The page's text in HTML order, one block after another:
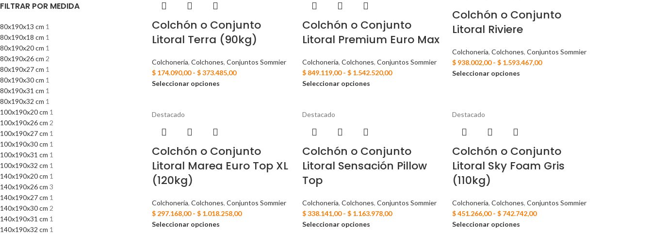
FILTRAR POR MEDIDA
80x190x13 cm 1
80x190x18 cm 1
80x190x20 cm 1
80x190x26 cm 2
80x190x27 cm 1
80x190x30 cm 1
80x190x31 cm 1
80x190x32 cm 1
100x190x20 cm 1
100x190x26 cm 2
100x190x27 cm 1
100x190x30 cm 1
100x190x31 cm 1
100x190x32 cm 1
140x190x20 cm 1
140x190x26 cm 3
140x190x27 cm 1
140x190x30 cm 2
140x190x31 cm 1
140x190x32 cm 1
Colchón o Conjunto
Litoral Terra (90kg)
Colchonería, Colchones, Conjuntos Sommier
$174.090,00 - $373.485,00
Seleccionar opciones
Colchón o Conjunto
Litoral Premium Euro Max
Colchonería, Colchones, Conjuntos Sommier
$849.119,00 - $1.542.520,00
Seleccionar opciones
Colchón o Conjunto
Litoral Riviere
Colchonería, Colchones, Conjuntos Sommier
$ 938.002,00 - $ 1.593.467,00
Seleccionar opciones
Destacado
Colchón o Conjunto
Litoral Marea Euro Top XL
(120kg)
Colchonería, Colchones, Conjuntos Sommier
$297.168,00 - $1.018.258,00
Seleccionar opciones
Destacado
Colchón o Conjunto
Litoral Sensación Pillow
Top
Colchonería, Colchones, Conjuntos Sommier
$338.141,00 - $1.163.978,00
Seleccionar opciones
Destacado
Colchón o Conjunto
Litoral Sky Foam Gris
(110kg)
Colchonería, Colchones, Conjuntos Sommier
$451.266,00 - $ 742.742,00
Seleccionar opciones